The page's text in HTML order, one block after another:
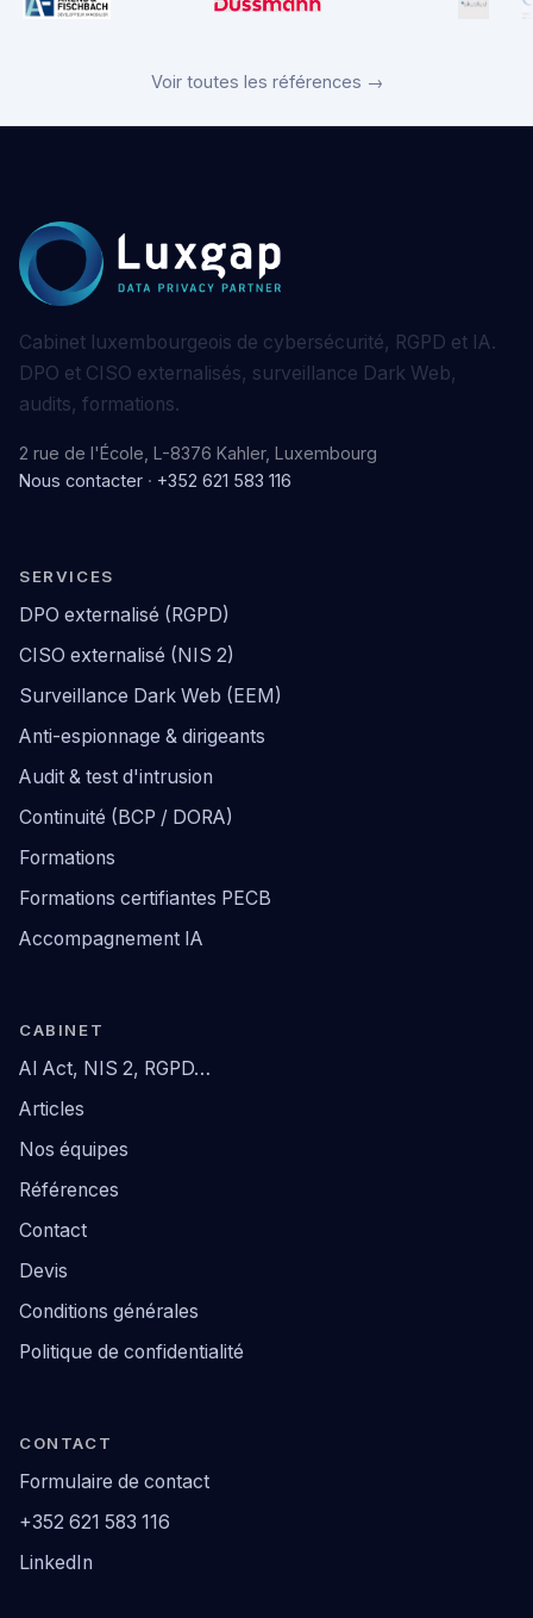
Voir toutes les références →
Cabinet luxembourgeois de cybersécurité, RGPD et IA.
DPO et CISO externalisés, surveillance Dark Web,
audits, formations.
2 rue de l'École, L-8376 Kahler, Luxembourg
Nous contacter · +352 621 583 116
SERVICES
DPO externalisé (RGPD)
CISO externalisé (NIS 2)
Surveillance Dark Web (EEM)
Anti-espionnage & dirigeants
Audit & test d'intrusion
Continuité (BCP / DORA)
Formations
Formations certifiantes PECB
Accompagnement IA
CABINET
AI Act, NIS 2, RGPD…
Articles
Nos équipes
Références
Contact
Devis
Conditions générales
Politique de confidentialité
CONTACT
Formulaire de contact
+352 621 583 116
LinkedIn